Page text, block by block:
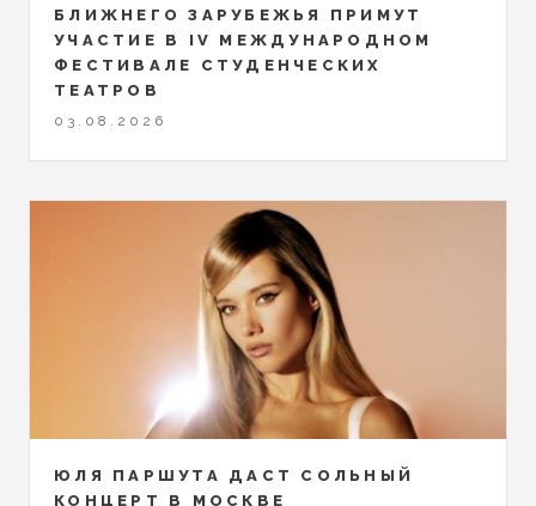
БЛИЖНЕГО ЗАРУБЕЖЬЯ ПРИМУТ
УЧАСТИЕ В IV МЕЖДУНАРОДНОМ
ФЕСТИВАЛЕ СТУДЕНЧЕСКИХ
ТЕАТРОВ
03.08.2026
ЮЛЯ ПАРШУТА ДАСТ СОЛЬНЫЙ
КОНЦЕРТ В МОСКВЕ